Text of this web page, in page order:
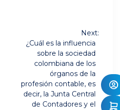
Next:
Next
¿Cuál es la influencia
sobre la sociedad
colombiana de los
órganos de la
profesión contable, es
decir, la Junta Central
de Contadores y el